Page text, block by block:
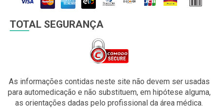
TOTAL SEGURANÇA
As informações contidas neste site não devem ser usadas
para automedicação e não substituem, em hipótese alguma,
as orientações dadas pelo profissional da área médica.